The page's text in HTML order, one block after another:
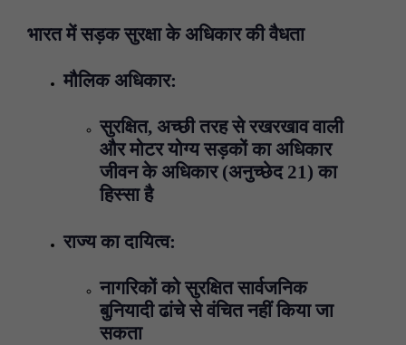
भारत में सड़क सुरक्षा के अधिकार की वैधता
मौलिक अधिकार:
सुरक्षित, अच्छी तरह से रखरखाव वाली
और मोटर योग्य सड़कों का अधिकार
जीवन के अधिकार (अनुच्छेद 21) का
हिस्सा है
राज्य का दायित्व:
नागरिकों को सुरक्षित सार्वजनिक
बुनियादी ढांचे से वंचित नहीं किया जा
सकता